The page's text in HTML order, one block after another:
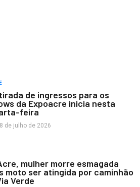
de ingressos para os
da Expoacre inicia nesta
feira
de julho de 2026
mulher morre esmagada
moto ser atingida por caminhão
Verde